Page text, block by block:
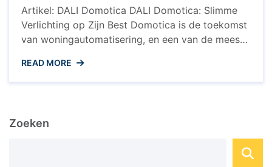
Artikel: DALI Domotica DALI Domotica: Slimme
Verlichting op Zijn Best Domotica is de toekomst
van woningautomatisering, en een van de meest
Addressable Lighting Interface) domotica. DALI is
een gestandaardiseerd protocol dat wordt
woningen. Met DALI domotica kunnen gebruikers
READ MORE
Zoeken